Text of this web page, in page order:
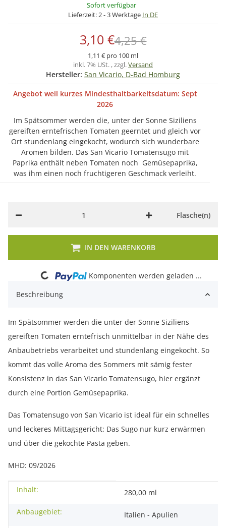
Sofort verfügbar
Lieferzeit:2 - 3 Werktage In DE
3,10 €4,25 €
1,11 € pro 100 ml
inkl. 7% USt. , zzgl.Versand
Hersteller: San Vicario, D-Bad Homburg
Angebot weil kurzes Mindesthaltbarkeitsdatum: Sept
2026
Im Spätsommer werden die, unter der Sonne Siziliens
gereiften erntefrischen Tomaten geerntet und gleich vor
Ort stundenlang eingekocht, wodurch sich wunderbare
Aromen bilden. Das San Vicario Tomatensugo mit
Paprika enthält neben Tomaten noch Gemüsepaprika,
was ihm einen noch fruchtigeren Geschmack verleiht.
Flasche(n)
IN DEN WARENKORB
Loading...
Komponenten werden geladen ...
Beschreibung
Im Spätsommer werden die unter der Sonne Siziliens
gereiften Tomaten erntefrisch unmittelbar in der Nähe des
Anbaubetriebs verarbeitet und stundenlang eingekocht. So
kommt das volle Aroma des Sommers mit sämig fester
Konsistenz in das San Vicario Tomatensugo, hier ergänzt
durch eine Portion Gemüsepaprika.
Das Tomatensugo von San Vicario ist ideal für ein schnelles
und leckeres Mittagsgericht: Das Sugo nur kurz erwärmen
und über die gekochte Pasta geben.
MHD: 09/2026
Produkteigenschaft
Wert
Inhalt:
280,00 ml
Anbaugebiet:
Italien - Apulien